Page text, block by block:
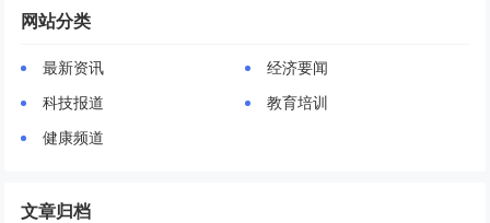
网站分类
最新资讯
经济要闻
科技报道
教育培训
健康频道
文章归档